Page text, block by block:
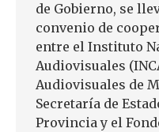
de Gobierno, se
convenio de
entre el Instituto
Audiovisuales
Audiovisuales de
Secretaría de
Provincia y el